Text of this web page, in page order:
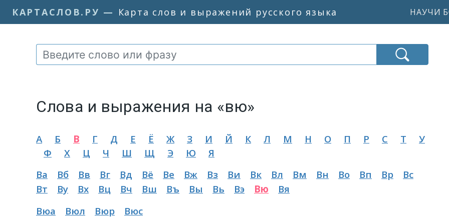
КАРТАСЛОВ.РУ — Карта слов и выражений русского языка НАУЧИ
Слова и выражения на «вю»
А Б В Г Д Е Ё Ж З И Й К Л М Н О П Р С Т
У
Ф
Х Ц Ч Ш Щ Э Ю
Я
Ва
Вб Вв Вг Вд Вё Ве Вж Вз Ви Вк Вл Вм Вн Во Вп Вр
Вс
Вт
Ву Вх Вц Вч Вш Въ Вы Вь Вэ Вю
Вя
Вюа
Вюл Вюр Вюс